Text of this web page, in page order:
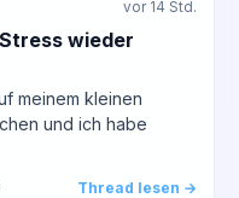
vor 14 Std.
wieder
meinem kleinen
und ich habe
Thread lesen →